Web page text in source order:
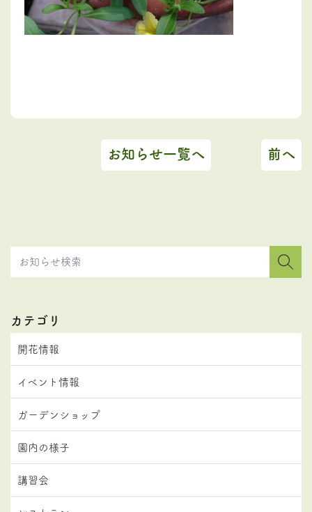
お知らせ一覧へ 前へ
カテゴリ
開花情報
イベント情報
ガーデンショップ
園内の様子
講習会